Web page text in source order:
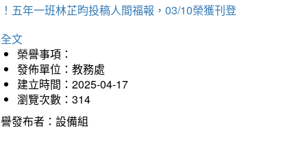
五年一班林芷昀投稿人間福報，03/10榮獲刊登
文
榮譽事項：
發佈單位：教務處
建立時間：2025-04-17
瀏覽次數：314
發布者：設備組